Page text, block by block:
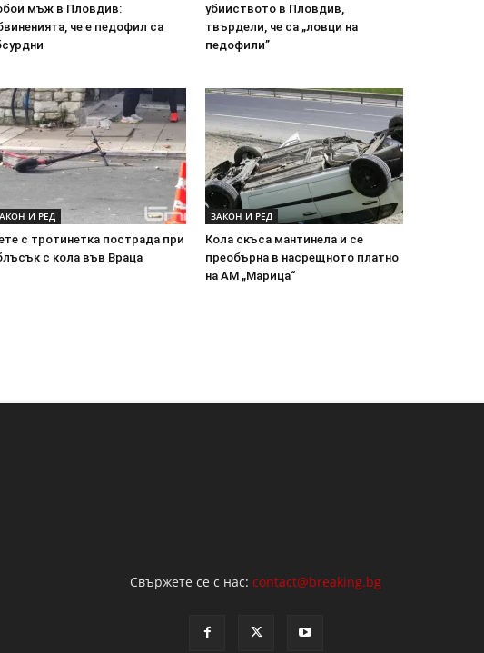
мъж в Пловдив:
че е педофил са
убийството в Пловдив,
твърдели, че са „ловци на
педофили”
И РЕД
с тротинетка пострада при
с кола във Враца
ЗАКОН И РЕД
Кола скъса мантинела и се
преобърна в насрещното платно
на АМ „Марица“
Свържете се с нас:contact@breaking.bg